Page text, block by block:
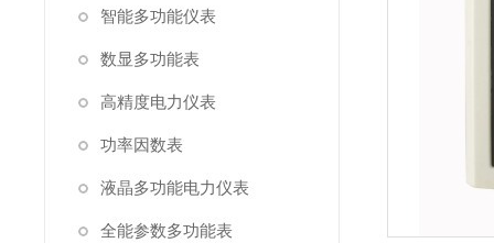
智能多功能仪表
数显多功能表
高精度电力仪表
功率因数表
液晶多功能电力仪表
全能参数多功能表